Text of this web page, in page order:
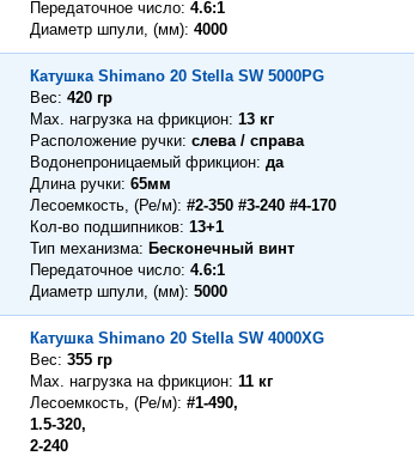
Передаточное число 4.6:1
Диаметр шпули, (мм) 4000
Катушка Shimano 20 Stella SW 5000PG
Вес
420 гр
Max. нагрузка на фрикцион 13 кг
Расположение ручки слева / справа
Водонепроницаемый фрикцион да
Длина ручки 65мм
Лесоемкость, (Ре/м) #2-350 #3-240 #4-170
Кол-во подшипников 13+1
Тип механизма
Бесконечный винт
Передаточное число 4.6:1
Диаметр шпули, (мм) 5000
Катушка Shimano 20 Stella SW 4000XG
Вес
355 гр
Max. нагрузка на фрикцион 11 кг
Лесоемкость, (Ре/м) #1-490,
1.5-320,
2-240